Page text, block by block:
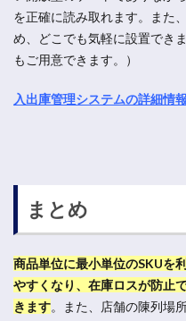
を正確に読み取れます。また
め、どこでも気軽に設置でき
もご用意できます。）
入出庫管理システムの詳細情
まとめ
商品単位に最小単位のSKUを
やすくなり、在庫ロスが防止
きます。 また、店舗の陳列場